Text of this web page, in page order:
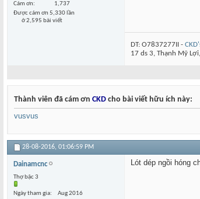
Cám ơn
1,737
Được cám ơn 5,330 lần
ở 2,595 bài viết
DT: O7837277II -
17 ds 3, Thạnh Mỹ
Thành viên đã cám ơn CKD cho bài viết hữu ích này:
vusvus
28-08-2016, 01:06:59 PM
Dainamcnc
Thợ bậc 3
Ngày tham gia
Aug 2016
Lót dép ngồi hóng